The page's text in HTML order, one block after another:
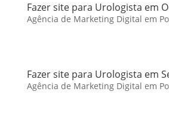
Fazer site para Urologista em
Agência de Marketing Digital em
Fazer site para Urologista em
Agência de Marketing Digital em